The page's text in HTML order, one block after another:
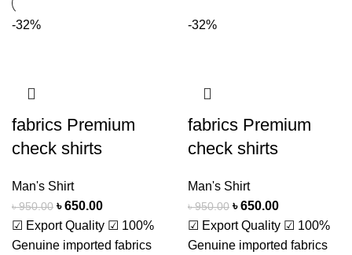
-32%
fabrics Premium
check shirts
Man's Shirt
৳950.00 ৳650.00
☑ Export Quality ☑ 100%
Genuine imported fabrics
-32%
fabrics Premium
check shirts
Man's Shirt
৳950.00 ৳650.00
☑ Export Quality ☑ 100%
Genuine imported fabrics